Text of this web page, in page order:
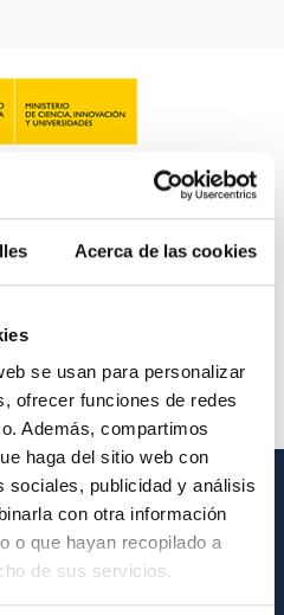
Acerca de las cookies
se usan para personalizar
ofrecer funciones de redes
Además, compartimos
haga del sitio web con
sociales, publicidad y análisis
con otra información
o que hayan recopilado a
de sus servicios.